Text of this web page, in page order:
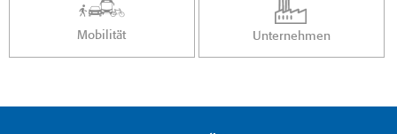
Mobilität Unternehmen